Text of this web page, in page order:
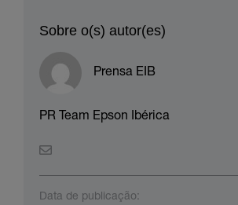
Sobre o(s) autor(es)
Prensa EIB
PR Team Epson Ibérica
Data de publicação: